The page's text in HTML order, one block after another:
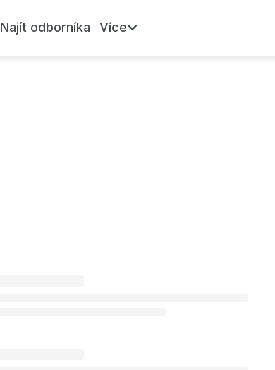
Najít odborníka Více